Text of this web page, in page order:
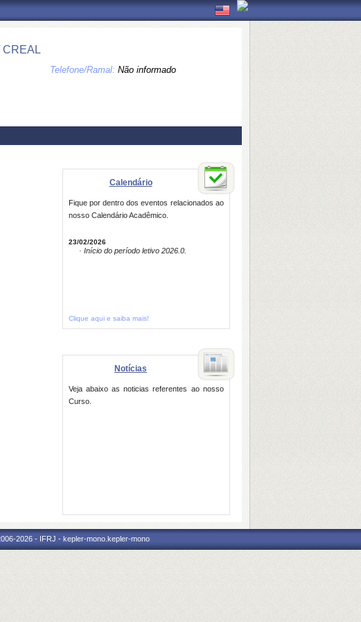
CREAL
Telefone/Ramal: Não informado
Calendário
Fique por dentro dos eventos relacionados ao
nosso Calendário Acadêmico.
23/02/2026
· Início do período letivo 2026.0.
Clique aqui e saiba mais!
Notícias
Veja abaixo as noticias referentes ao nosso
Curso.
2026 - IFRJ - kepler-mono.kepler-mono